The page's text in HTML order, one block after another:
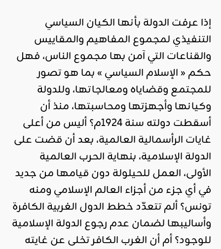
التنفيذي لمجموع المفاهيم والمقاييس
والقناعات التي آمن بها مجموع الناس، فهل
حكم « الإسلام السياسي » بما هو تصور
للمجتمع وقضاياه ومعالجاتها، وللدولة
وكيانها وأجهزتها ومحاسبتها، منذ أن
أسقطت دولته سنة 1924م؟ أليس من أعلى
غايات الرأسمالية العالمية، بعد أن قضت على
الدولة الإسلامية، بنهاية الحرب العالمية
الأولى، العمل للحيلولة دون قيامها من جديد
في أي جزء من أجزاء العالم الإسلامي ومنه
تونس؟ ألم تتعدّد خطط الدول الغربية الكافرة
وأساليبها لضمان عدم رجوع الدولة الإسلامية
للوجود؟ أم أن الغرب الكافر تخلى عن غايته